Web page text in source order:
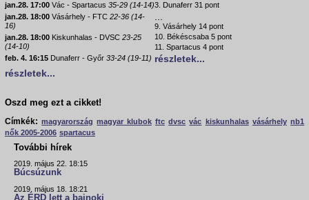
jan.28. 17:00 Vác - Spartacus 35-29 (14-14)
jan.28. 18:00 Vásárhely - FTC 22-36 (14-
16)
jan.28. 18:00 Kiskunhalas - DVSC 23-25
(14-10)
feb. 4. 16:15 Dunaferr - Győr 33-24 (19-11)
részletek...
3. Dunaferr 31 pont
9. Vásárhely 14 pont
10. Békéscsaba 5 pont
11. Spartacus 4 pont
részletek...
Oszd meg ezt a cikket!
Címkék: magyarország magyar klubok ftc dvsc vác kiskunhalas vásárhely nb1
nők 2005-2006 spartacus
További hírek
2019. május 22. 18:15
Búcsúzunk
2019. május 18. 18:21
Az ÉRD lett a bajnoki